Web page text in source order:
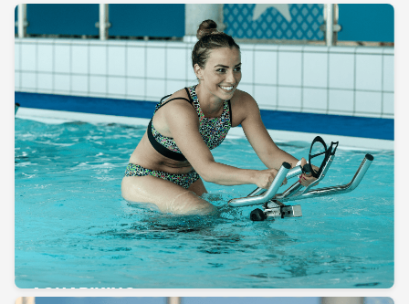
AQUABIKING